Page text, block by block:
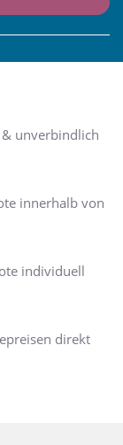
& unverbindlich
innerhalb von
individuell
direkt